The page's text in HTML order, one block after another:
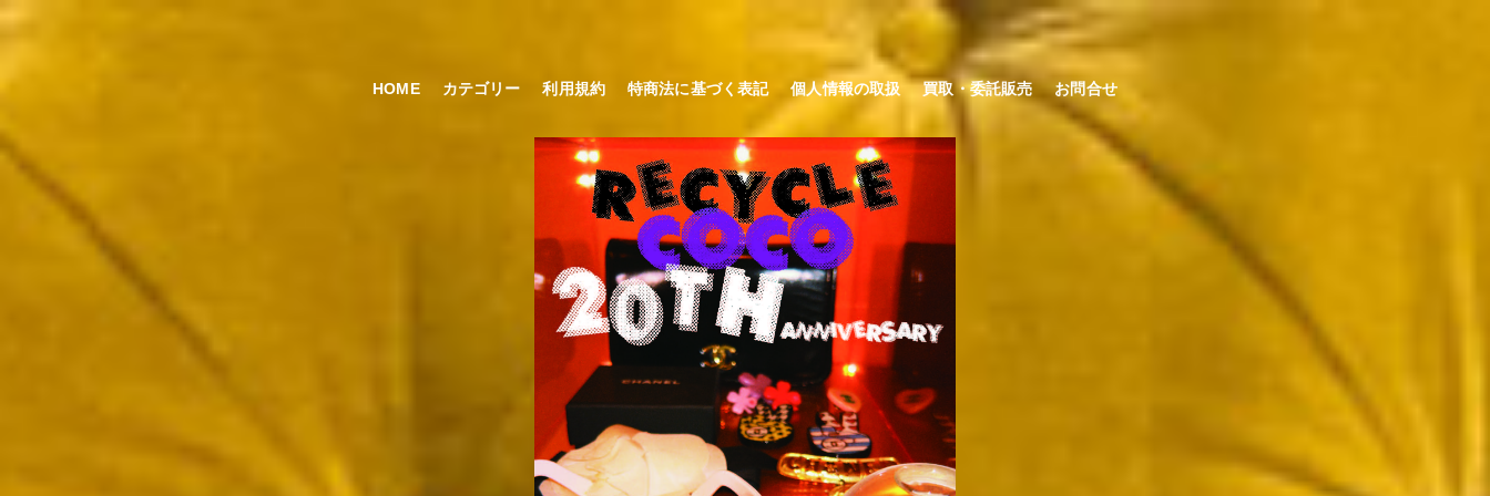
HOME カテゴリー 利用規約 特商法に基づく表記 個人情報の取扱 買取・委託販売 お問合せ